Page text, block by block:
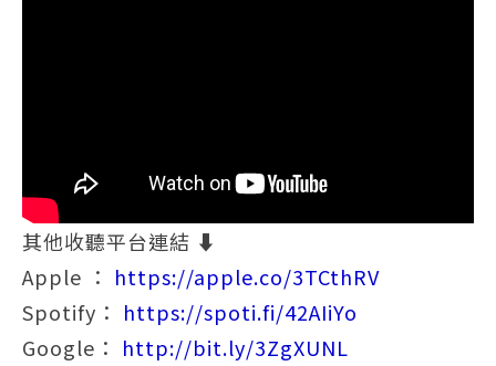
其他收聽平台連結 ⬇️
Apple ： https://apple.co/3TCthRV
Spotify： https://spoti.fi/42AIiYo
Google： http://bit.ly/3ZgXUNL